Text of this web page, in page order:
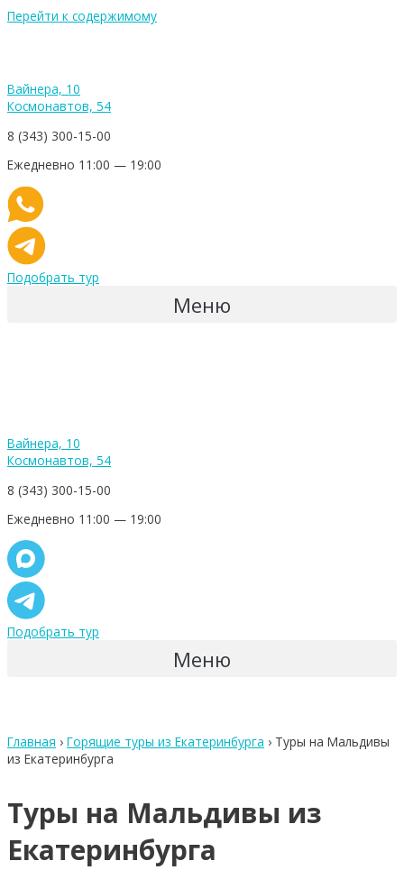
Перейти к содержимому
Вайнера, 10
Космонавтов, 54
8 (343) 300-15-00
Ежедневно 11:00 — 19:00
Подобрать тур
Меню
Вайнера, 10
Космонавтов, 54
8 (343) 300-15-00
Ежедневно 11:00 — 19:00
Подобрать тур
Меню
Главная › Горящие туры из Екатеринбурга › Туры на Мальдивы
из Екатеринбурга
Туры на Мальдивы из
Екатеринбурга